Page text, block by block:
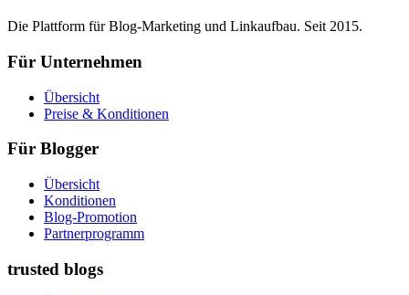
Die Plattform für Blog-Marketing und Linkaufbau. Seit 2015.
Für Unternehmen
Übersicht
Preise & Konditionen
Für Blogger
Übersicht
Konditionen
Blog-Promotion
Partnerprogramm
trusted blogs